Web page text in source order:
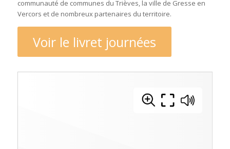
communauté de communes du Trièves, la ville de Gresse en
Vercors et de nombreux partenaires du territoire.
Voir le livret journées